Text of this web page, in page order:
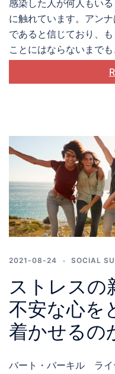
感染した人が何人もい
に触れています。アン
であると信じており、
ことにはならないまで
り在宅で仕事をして、
2021-08-24 SOCIAL
ストレスの
不安な心を
着かせるの
バート・バーキル ライ